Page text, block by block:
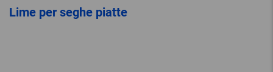
Lime per seghe piatte